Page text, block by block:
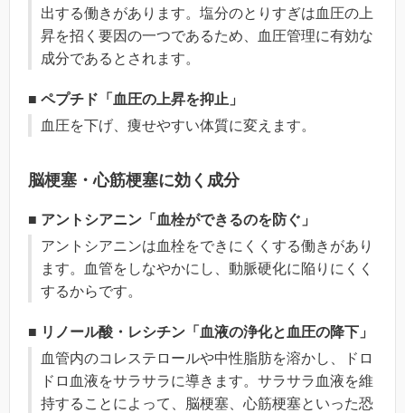
出する働きがあります。塩分のとりすぎは血圧の上
昇を招く要因の一つであるため、血圧管理に有効な
成分であるとされます。
■ ペプチド「血圧の上昇を抑止」
血圧を下げ、痩せやすい体質に変えます。
脳梗塞・心筋梗塞に効く成分
■ アントシアニン「血栓ができるのを防ぐ」
アントシアニンは血栓をできにくくする働きがあり
ます。血管をしなやかにし、動脈硬化に陥りにくく
するからです。
■ リノール酸・レシチン「血液の浄化と血圧の降下」
血管内のコレステロールや中性脂肪を溶かし、ドロ
ドロ血液をサラサラに導きます。サラサラ血液を維
持することによって、脳梗塞、心筋梗塞といった恐